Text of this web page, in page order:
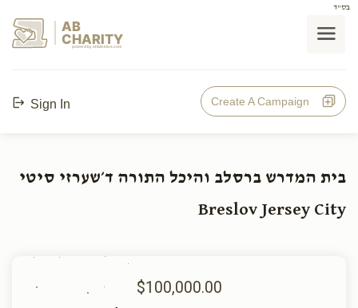
בס"ד
AB
CHARITY
powerd by ahblicklive.com
Sign In Create A Campaign
בית המדרש ברסלב והיכל התורה ד׳שערזי סיטי
Breslov Jersey City
$100,000.00